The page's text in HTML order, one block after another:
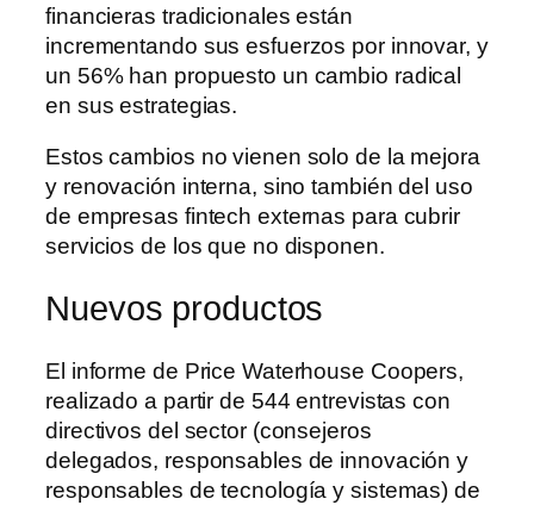
financieras tradicionales están
incrementando sus esfuerzos por innovar, y
un 56% han propuesto un cambio radical
en sus estrategias.
Estos cambios no vienen solo de la mejora
y renovación interna, sino también del uso
de empresas fintech externas para cubrir
servicios de los que no disponen.
Nuevos productos
El informe de Price Waterhouse Coopers,
realizado a partir de 544 entrevistas con
directivos del sector (consejeros
delegados, responsables de innovación y
responsables de tecnología y sistemas) de